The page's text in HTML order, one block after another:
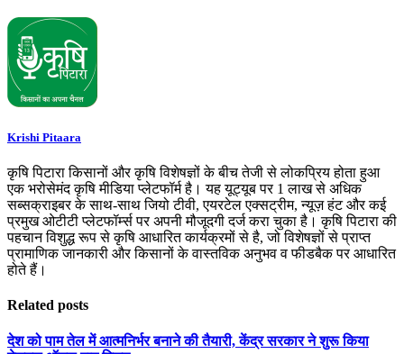
Krishi Pitaara
कृषि पिटारा किसानों और कृषि विशेषज्ञों के बीच तेजी से लोकप्रिय होता हुआ
एक भरोसेमंद कृषि मीडिया प्लेटफॉर्म है। यह यूट्यूब पर 1 लाख से अधिक
सब्सक्राइबर के साथ-साथ जियो टीवी, एयरटेल एक्सट्रीम, न्यूज़ हंट और कई
प्रमुख ओटीटी प्लेटफॉर्म्स पर अपनी मौजूदगी दर्ज करा चुका है। कृषि पिटारा की
पहचान विशुद्ध रूप से कृषि आधारित कार्यक्रमों से है, जो विशेषज्ञों से प्राप्त
प्रामाणिक जानकारी और किसानों के वास्तविक अनुभव व फीडबैक पर आधारित
होते हैं।
Related posts
देश को पाम तेल में आत्मनिर्भर बनाने की तैयारी, केंद्र सरकार ने शुरू किया